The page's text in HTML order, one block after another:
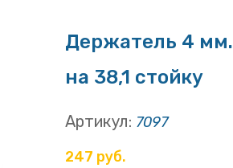
Держатель 4
на 38,1 стойку
Артикул: 7097
247 руб.